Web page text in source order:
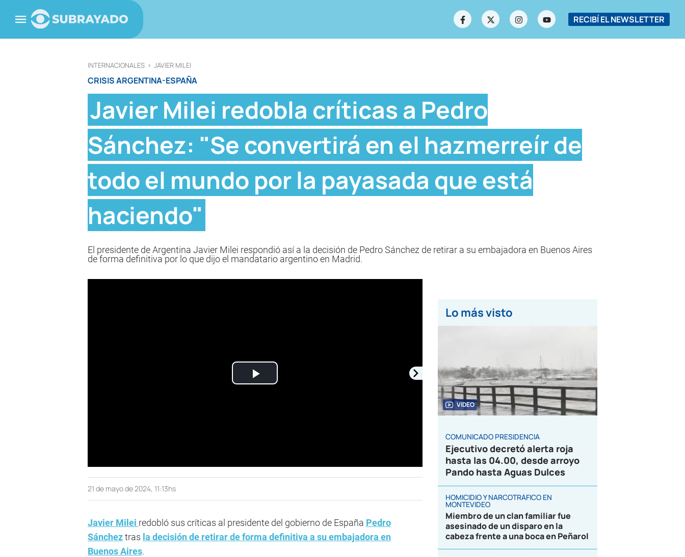
RECIBÍ EL NEWSLETTER
INTERNACIONALES > JAVIER MILEI
CRISIS ARGENTINA-ESPAÑA
Javier Milei redobla críticas a Pedro
Sánchez: "Se convertirá en el hazmerreír de
todo el mundo por la payasada que está
haciendo"
El presidente de Argentina Javier Milei respondió así a la decisión de Pedro Sánchez de retirar a su embajadora en Buenos Aires
de forma definitiva por lo que dijo el mandatario argentino en Madrid.
Play
21 de mayo de 2024, 11:13hs
Javier Milei redobló sus críticas al presidente del gobierno de España Pedro
Sáncheztras la decisión de retirar de forma definitiva a su embajadora en
Buenos Aires.
Lo más visto
VIDEO
COMUNICADO PRESIDENCIA
Ejecutivo decretó alerta roja
hasta las 04.00, desde arroyo
Pando hasta Aguas Dulces
HOMICIDIO Y NARCOTRÁFICO EN
MONTEVIDEO
Miembro de un clan familiar fue
asesinado de un disparo en la
cabeza frente a una boca en Peñarol